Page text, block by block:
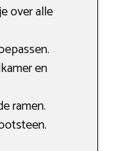
over alle
en
ramen.